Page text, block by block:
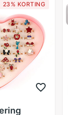
23% KORTING